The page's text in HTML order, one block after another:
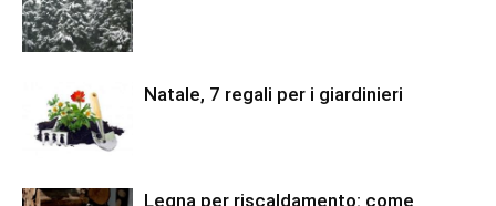
Natale, 7 regali per i giardinieri
Legna per riscaldamento: come